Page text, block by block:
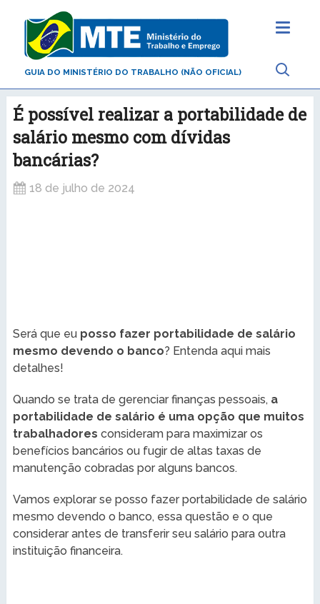
GUIA DO MINISTÉRIO DO TRABALHO (NÃO OFICIAL)
É possível realizar a portabilidade de
salário mesmo com dívidas
bancárias?
18 de julho de 2024
Será que eu posso fazer portabilidade de salário
mesmo devendo o banco? Entenda aqui mais
detalhes!
Quando se trata de gerenciar finanças pessoais, a
portabilidade de salário é uma opção que muitos
trabalhadores consideram para maximizar os
benefícios bancários ou fugir de altas taxas de
manutenção cobradas por alguns bancos.
Vamos explorar se posso fazer portabilidade de salário
mesmo devendo o banco, essa questão e o que
considerar antes de transferir seu salário para outra
instituição financeira.